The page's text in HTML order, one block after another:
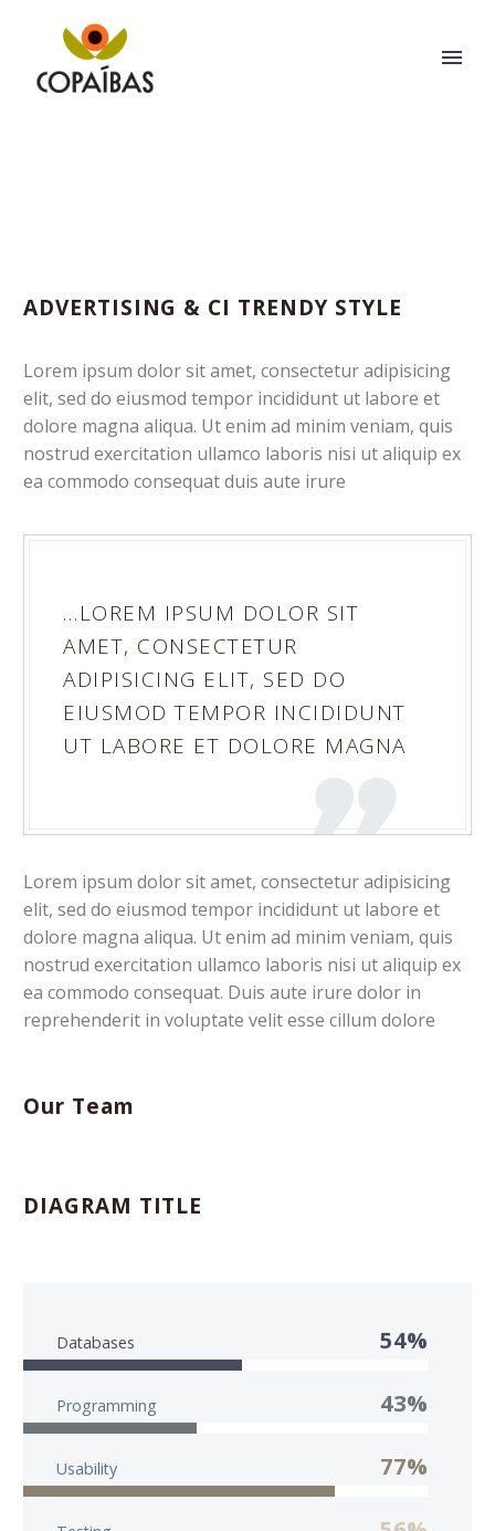
ADVERTISING & CI TRENDY STYLE
Lorem ipsum dolor sit amet, consectetur adipisicing
elit, sed do eiusmod tempor incididunt ut labore et
dolore magna aliqua. Ut enim ad minim veniam, quis
nostrud exercitation ullamco laboris nisi ut aliquip ex
ea commodo consequat duis aute irure
…LOREM IPSUM DOLOR SIT
AMET, CONSECTETUR
ADIPISICING ELIT, SED DO
EIUSMOD TEMPOR INCIDIDUNT
UT LABORE ET DOLORE MAGNA
Lorem ipsum dolor sit amet, consectetur adipisicing
elit, sed do eiusmod tempor incididunt ut labore et
dolore magna aliqua. Ut enim ad minim veniam, quis
nostrud exercitation ullamco laboris nisi ut aliquip ex
ea commodo consequat. Duis aute irure dolor in
reprehenderit in voluptate velit esse cillum dolore
Our Team
DIAGRAM TITLE
Databases 54%
Programming 43%
Usability 77%